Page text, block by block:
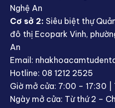
Nghệ An
Cơ sở 2: Siêu biệt thự
đô thị Ecopark Vinh,
An
Email:
Hotline: 08 1212 2525
Giờ mở cửa: 7:00 – 17:30 |
Ngày mở cửa: Từ thứ 2 –